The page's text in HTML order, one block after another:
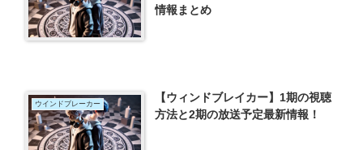
情報まとめ
ウインドブレーカー
【ウィンドブレイカー】1期の視聴
方法と2期の放送予定最新情報！